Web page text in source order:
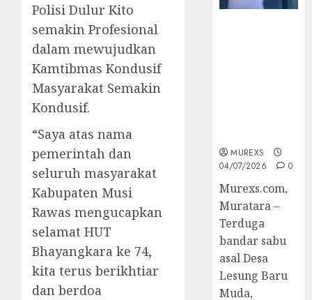
Polisi Dulur Kito
semakin Profesional
dalam mewujudkan
Kamtibmas Kondusif
Masyarakat Semakin
Kondusif.
“Saya atas nama
pemerintah dan
seluruh masyarakat
Kabupaten Musi
Rawas mengucapkan
selamat HUT
Bhayangkara ke 74,
kita terus berikhtiar
dan berdoa
MUREXS
04/07/2026
0
Murexs.com,
Muratara –
Terduga
bandar sabu
asal Desa
Lesung Baru
Muda,